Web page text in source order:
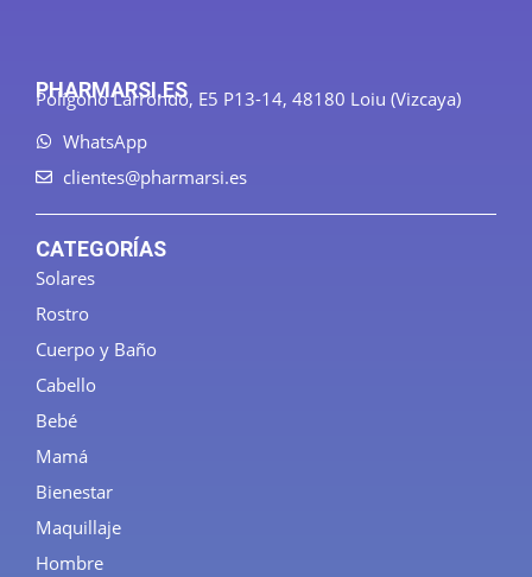
PHARMARSI.ES
Polígono Larrondo, E5 P13-14, 48180 Loiu (Vizcaya)
WhatsApp
clientes@pharmarsi.es
CATEGORÍAS
Solares
Rostro
Cuerpo y Baño
Cabello
Bebé
Mamá
Bienestar
Maquillaje
Hombre